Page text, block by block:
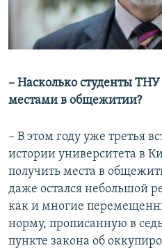
– Насколько студенты
местами в общежитии?
– В этом году уже третья
истории университета в
получить места в
даже остался небольшой
как и многие
норму, прописанную в
пункте закона об